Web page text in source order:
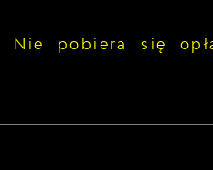
Nie pobiera się